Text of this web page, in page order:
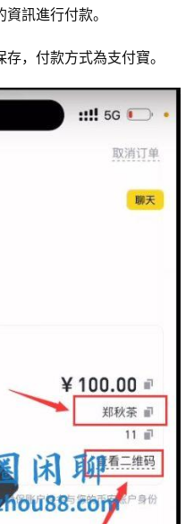
訊進行付款。
，付款方式為支付寶。